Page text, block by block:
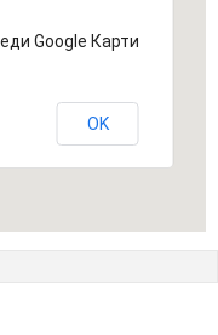
Google Карти
OK